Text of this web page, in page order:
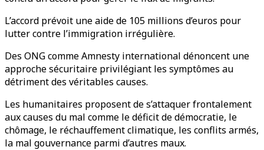
L’accord prévoit une aide de 105 millions d’euros pour
lutter contre l’immigration irrégulière.
Des ONG comme Amnesty international dénoncent une
approche sécuritaire privilégiant les symptômes au
détriment des véritables causes.
Les humanitaires proposent de s’attaquer frontalement
aux causes du mal comme le déficit de démocratie, le
chômage, le réchauffement climatique, les conflits armés,
la mal gouvernance parmi d’autres maux.